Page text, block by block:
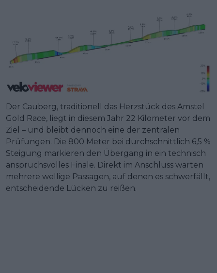
Der Cauberg, traditionell das Herzstück des Amstel
Gold Race, liegt in diesem Jahr 22 Kilometer vor dem
Ziel – und bleibt dennoch eine der zentralen
Prüfungen. Die 800 Meter bei durchschnittlich 6,5 %
Steigung markieren den Übergang in ein technisch
anspruchsvolles Finale. Direkt im Anschluss warten
mehrere wellige Passagen, auf denen es schwerfällt,
entscheidende Lücken zu reißen.